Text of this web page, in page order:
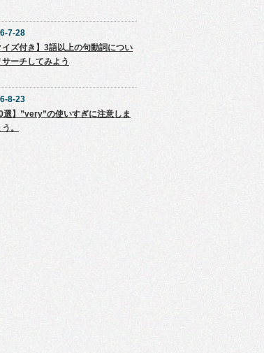
7-28
イズ付き】3語以上の句動詞につい
サーチしてみよう
8-23
選】”very”の使いすぎに注意しま
。